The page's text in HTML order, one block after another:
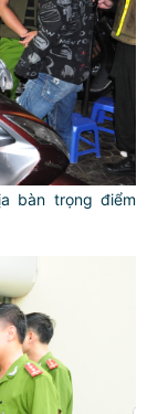
bàn trọng điểm